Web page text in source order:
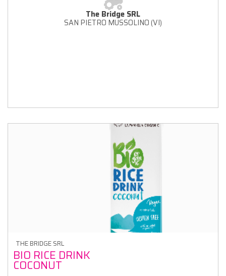
The Bridge SRL
SAN PIETRO MUSSOLINO (VI)
THE BRIDGE SRL
BIO RICE DRINK
COCONUT